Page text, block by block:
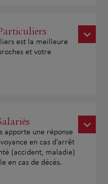
est la meilleure
et votre
apporte une réponse
en cas d'arrêt
(accident, maladie)
en cas de décès.